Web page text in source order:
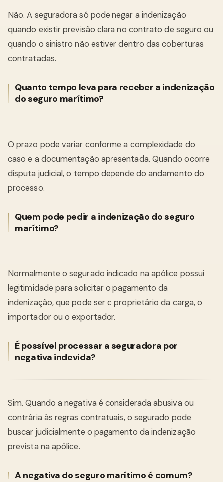
Não. A seguradora só pode negar a indenização
quando existir previsão clara no contrato de seguro ou
quando o sinistro não estiver dentro das coberturas
contratadas.
Quanto tempo leva para receber a indenização
do seguro marítimo?
O prazo pode variar conforme a complexidade do
caso e a documentação apresentada. Quando ocorre
disputa judicial, o tempo depende do andamento do
processo.
Quem pode pedir a indenização do seguro
marítimo?
Normalmente o segurado indicado na apólice possui
legitimidade para solicitar o pagamento da
indenização, que pode ser o proprietário da carga, o
importador ou o exportador.
É possível processar a seguradora por
negativa indevida?
Sim. Quando a negativa é considerada abusiva ou
contrária às regras contratuais, o segurado pode
buscar judicialmente o pagamento da indenização
prevista na apólice.
A negativa do seguro marítimo é comum?